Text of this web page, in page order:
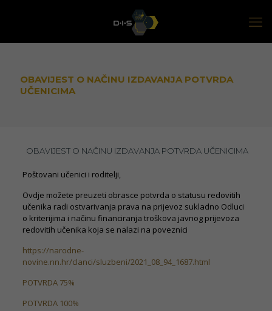
OBAVIJEST O NAČINU IZDAVANJA POTVRDA
UČENICIMA
OBAVIJEST O NAČINU IZDAVANJA POTVRDA UČENICIMA
Poštovani učenici i roditelji,
Ovdje možete preuzeti obrasce potvrda o statusu redovitih
učenika radi ostvarivanja prava na prijevoz sukladno Odluci
o kriterijima i načinu financiranja troškova javnog prijevoza
redovitih učenika koja se nalazi na poveznici
https://narodne-
novine.nn.hr/clanci/sluzbeni/2021_08_94_1687.html
POTVRDA 75%
POTVRDA 100%